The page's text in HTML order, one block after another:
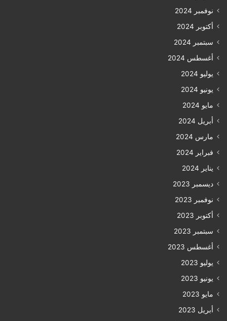
نوفمبر 2024
أكتوبر 2024
سبتمبر 2024
أغسطس 2024
يوليو 2024
يونيو 2024
مايو 2024
أبريل 2024
مارس 2024
فبراير 2024
يناير 2024
ديسمبر 2023
نوفمبر 2023
أكتوبر 2023
سبتمبر 2023
أغسطس 2023
يوليو 2023
يونيو 2023
مايو 2023
أبريل 2023